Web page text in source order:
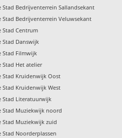
Bedrijventerrein Sallandsekant
Bedrijventerrein Veluwsekant
Stad Centrum
Stad Danswijk
Stad Filmwijk
Stad Het atelier
Stad Kruidenwijk Oost
Kruidenwijk West
Stad Literatuurwijk
Stad Muziekwijk noord
Muziekwijk zuid
Noorderplassen